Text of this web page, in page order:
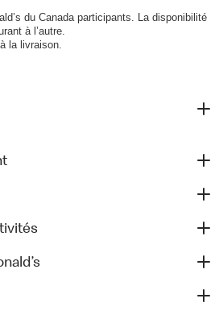
du Canada participants. La disponibilité
à l’autre.
la livraison.